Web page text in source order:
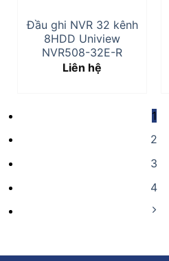
Đầu ghi NVR 32 kênh
8HDD Uniview
NVR508-32E-R
Liên hệ
1
2
3
4